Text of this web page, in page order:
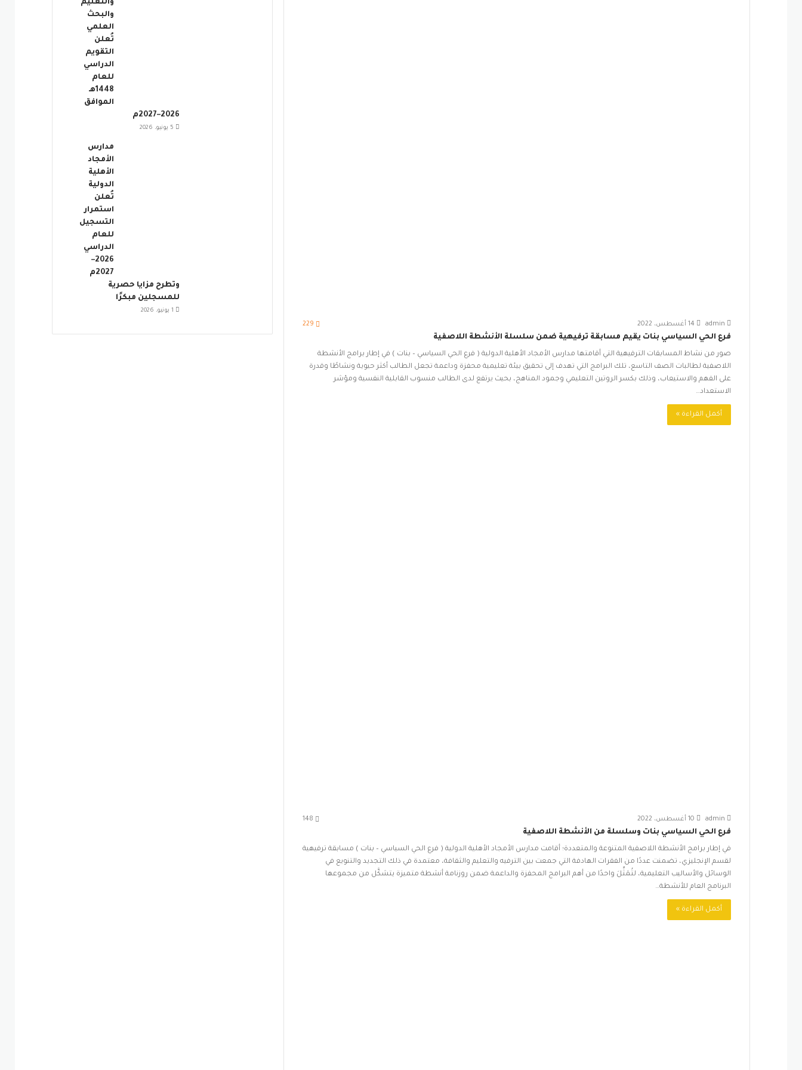
admin 14 أغسطس، 2022 229
فرع الحي السياسي بنات يقيم مسابقة ترفيهية ضمن سلسلة الأنشطة اللاصفية
صور من نشاط المسابقات الترفيهية التي أقامتها مدارس الأمجاد الأهلية الدولية ( فرع الحي السياسي – بنات ) في إطار برامج الأنشطة
اللاصفية لطالبات الصف التاسع، تلك البرامج التي تهدف إلى تحقيق بيئة تعليمية محفزة وداعمة تجعل الطالب أكثر حيوية ونشاطًا وقدرة
على الفهم والاستيعاب، وذلك بكسر الروتين التعليمي وجمود المناهج، بحيث يرتفع لدى الطالب منسوب القابلية النفسية ومؤشر
الاستعداد…
أكمل القراءة »
admin 10 أغسطس، 2022 148
فرع الحي السياسي بنات وسلسلة من الأنشطة اللاصفية
في إطار برامج الأنشطة اللاصفية المتنوعة والمتعددة؛ أقامت مدارس الأمجاد الأهلية الدولية ( فرع الحي السياسي – بنات ) مسابقة ترفيهية
لقسم الإنجليزي، تضمنت عددًا من الفقرات الهادفة التي جمعت بين الترفيه والتعليم والثقافة، معتمدة في ذلك التجديد والتنويع في
الوسائل والأساليب التعليمية، لتُمَثِّلَ واحدًا من أهم البرامج المحفزة والداعمة ضمن روزنامة أنشطة متميزة يتشكَّل من مجموعها
البرنامج العام للأنشطة…
أكمل القراءة »
والتعليم
والبحث
العلمي
تُعلن
التقويم
الدراسي
للعام
1448هـ
الموافق
2026–2027م
5 يونيو، 2026
مدارس
الأمجاد
الأهلية
الدولية
تُعلن
استمرار
التسجيل
للعام
الدراسي
2026–
2027م
وتطرح مزايا حصرية
للمسجلين مبكرًا
1 يونيو، 2026